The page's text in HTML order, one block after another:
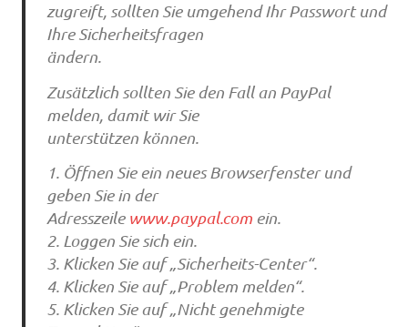
zugreift, sollten Sie umgehend Ihr Passwort und
Ihre Sicherheitsfragen
ändern.
Zusätzlich sollten Sie den Fall an PayPal
melden, damit wir Sie
unterstützen können.
1. Öffnen Sie ein neues Browserfenster und
geben Sie in der
Adresszeile www.paypal.comein.
2. Loggen Sie sich ein.
3. Klicken Sie auf „Sicherheits-Center“.
4. Klicken Sie auf „Problem melden“.
5. Klicken Sie auf „Nicht genehmigte